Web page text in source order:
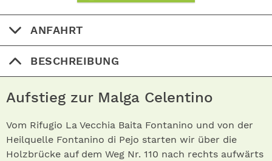
ANFAHRT
BESCHREIBUNG
Aufstieg zur Malga Celentino
Vom Rifugio La Vecchia Baita Fontanino und von der
Heilquelle Fontanino di Pejo starten wir über die
Holzbrücke auf dem Weg Nr. 110 nach rechts aufwärts